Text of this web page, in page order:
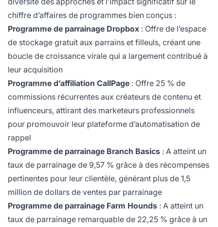
chiffre d’affaires de programmes bien conçus :
Programme de parrainage Dropbox : Offre de l’espace
de stockage gratuit aux parrains et filleuls, créant une
boucle de croissance virale qui a largement contribué à
leur acquisition
Programme d’affiliation CallPage : Offre 25 % de
commissions récurrentes aux créateurs de contenu et
influenceurs, attirant des marketeurs professionnels
pour promouvoir leur plateforme d’automatisation de
rappel
Programme de parrainage Branch Basics : A atteint un
taux de parrainage de 9,57 % grâce à des récompenses
pertinentes pour leur clientèle, générant plus de 1,5
million de dollars de ventes par parrainage
Programme de parrainage Farm Hounds : A atteint un
taux de parrainage remarquable de 22,25 % grâce à un